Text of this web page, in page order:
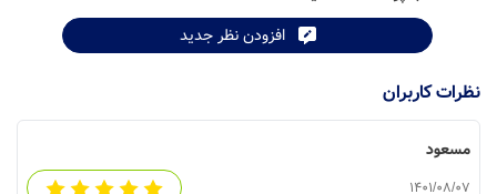
افزودن نظر جدید
نظرات کاربران
مسعود
1401/08/07